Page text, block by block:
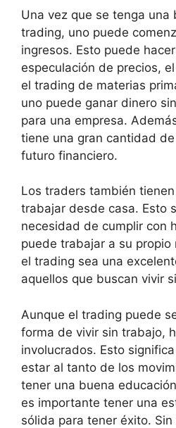
Una vez que se tenga una
trading, uno puede
ingresos. Esto puede
especulación de precios,
el trading de materias
uno puede ganar dinero
para una empresa.
tiene una gran cantidad
futuro financiero.
Los traders también
trabajar desde casa. Esto
necesidad de cumplir con
puede trabajar a su propio
el trading sea una
aquellos que buscan vivir
Aunque el trading puede
forma de vivir sin trabajo,
involucrados. Esto
estar al tanto de los
tener una buena
es importante tener una
sólida para tener éxito.